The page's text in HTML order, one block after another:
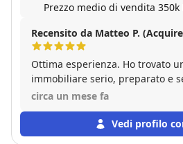
Prezzo medio di vendita 350k
Recensito da Matteo P.
Ottima esperienza. Ho trovato
immobiliare serio, preparato e
Mi ha seguito con
ogni fase della trattativa con
apprezzato soprattutto la
circa un mese fa
Vedi profilo